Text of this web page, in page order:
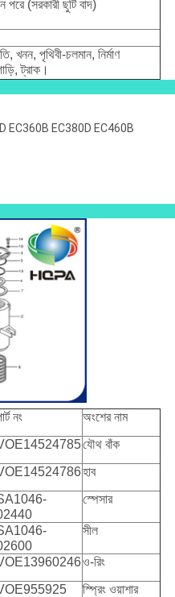
পরে (সরকারী ছুটি বাদ)
খনন, পৃথিবী-চলমান, নির্মাণ
ট্রাক।
EC360B EC380D EC460B
নং
অংশের নাম
যৌথ বাঁক
হাব
স্পেসার
সীল
ও-রিং
স্প্রিং ওয়াশার